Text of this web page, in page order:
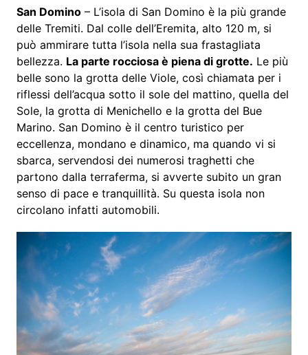
San Domino– L’isola di San Domino è la più grande
delle Tremiti. Dal colle dell’Eremita, alto 120 m, si
può ammirare tutta l’isola nella sua frastagliata
bellezza. La parte rocciosa è piena di grotte. Le più
belle sono la grotta delle Viole, così chiamata per i
riflessi dell’acqua sotto il sole del mattino, quella del
Sole, la grotta di Menichello e la grotta del Bue
Marino. San Domino è il centro turistico per
eccellenza, mondano e dinamico, ma quando vi si
sbarca, servendosi dei numerosi traghetti che
partono dalla terraferma, si avverte subito un gran
senso di pace e tranquillità. Su questa isola non
circolano infatti automobili.